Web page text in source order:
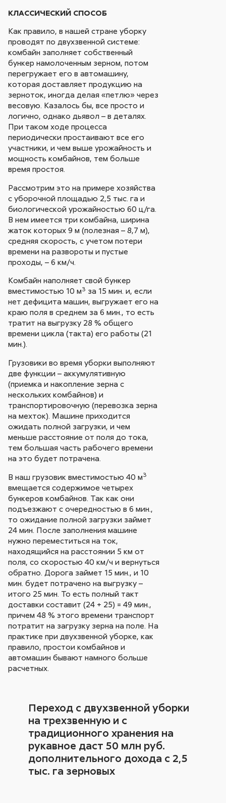
КЛАССИЧЕСКИЙ СПОСОБ
Как правило, в нашей стране уборку
проводят по двухзвенной системе:
комбайн заполняет собственный
бункер намолоченным зерном, потом
перегружает его в автомашину,
которая доставляет продукцию на
зерноток, иногда делая «петлю» через
весовую. Казалось бы, все просто и
логично, однако дьявол – в деталях.
При таком ходе процесса
периодически простаивают все его
участники, и чем выше урожайность и
мощность комбайнов, тем больше
время простоя.
Рассмотрим это на примере хозяйства
с уборочной площадью 2,5 тыс. га и
биологической урожайностью 60 ц/га.
В нем имеется три комбайна, ширина
жаток которых 9 м (полезная – 8,7 м),
средняя скорость, с учетом потери
времени на развороты и пустые
проходы, – 6 км/ч.
Комбайн наполняет свой бункер
вместимостью 10 м3 за 15 мин. и, если
нет дефицита машин, выгружает его на
краю поля в среднем за 6 мин., то есть
тратит на выгрузку 28 % общего
времени цикла (такта) его работы (21
мин.).
Грузовики во время уборки выполняют
две функции – аккумулятивную
(приемка и накопление зерна с
нескольких комбайнов) и
транспортировочную (перевозка зерна
на мехток). Машине приходится
ожидать полной загрузки, и чем
меньше расстояние от поля до тока,
тем большая часть рабочего времени
на это будет потрачена.
В наш грузовик вместимостью 40 м3
вмещается содержимое четырех
бункеров комбайнов. Так как они
подъезжают с очередностью в 6 мин.,
то ожидание полной загрузки займет
24 мин. После заполнения машине
нужно переместиться на ток,
находящийся на расстоянии 5 км от
поля, со скоростью 40 км/ч и вернуться
обратно. Дорога займет 15 мин., и 10
мин. будет потрачено на выгрузку –
итого 25 мин. То есть полный такт
доставки составит (24 + 25) = 49 мин.,
причем 48 % этого времени транспорт
потратит на загрузку зерна на поле. На
практике при двухзвенной уборке, как
правило, простои комбайнов и
автомашин бывают намного больше
расчетных.
Переход с двухзвенной уборки
на трехзвенную и с
традиционного хранения на
рукавное даст 50 млн руб.
дополнительного дохода с 2,5
тыс. га зерновых